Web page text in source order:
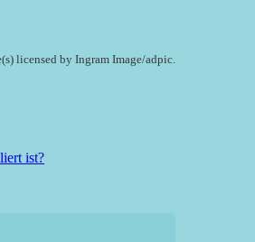
licensed by Ingram Image/adpic.
ist?